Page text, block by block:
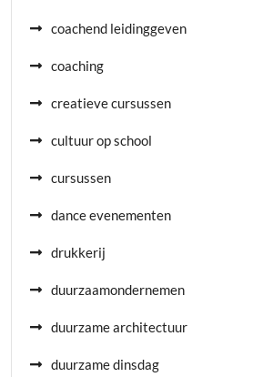
coachend leidinggeven
coaching
creatieve cursussen
cultuur op school
cursussen
dance evenementen
drukkerij
duurzaamondernemen
duurzame architectuur
duurzame dinsdag